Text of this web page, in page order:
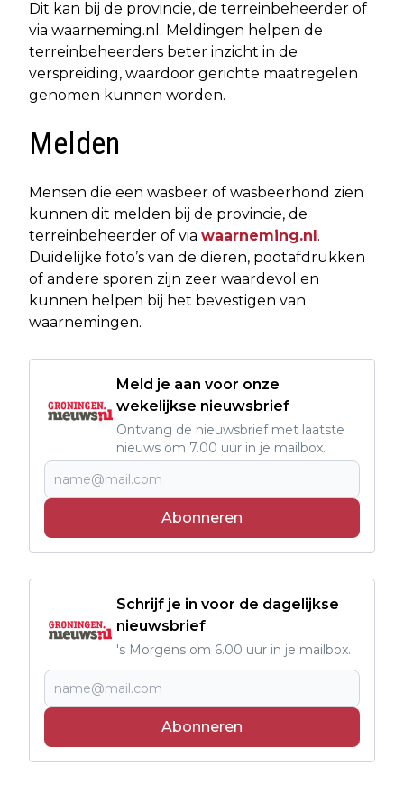
Dit kan bij de provincie, de terreinbeheerder of
via waarneming.nl. Meldingen helpen de
terreinbeheerders beter inzicht in de
verspreiding, waardoor gerichte maatregelen
genomen kunnen worden.
Melden
Mensen die een wasbeer of wasbeerhond zien
kunnen dit melden bij de provincie, de
terreinbeheerder of via waarneming.nl.
Duidelijke foto’s van de dieren, pootafdrukken
of andere sporen zijn zeer waardevol en
kunnen helpen bij het bevestigen van
waarnemingen.
Meld je aan voor onze
wekelijkse nieuwsbrief
Ontvang de nieuwsbrief met laatste
nieuws om 7.00 uur in je mailbox.
Abonneren
Schrijf je in voor de dagelijkse
nieuwsbrief
's Morgens om 6.00 uur in je mailbox.
Abonneren